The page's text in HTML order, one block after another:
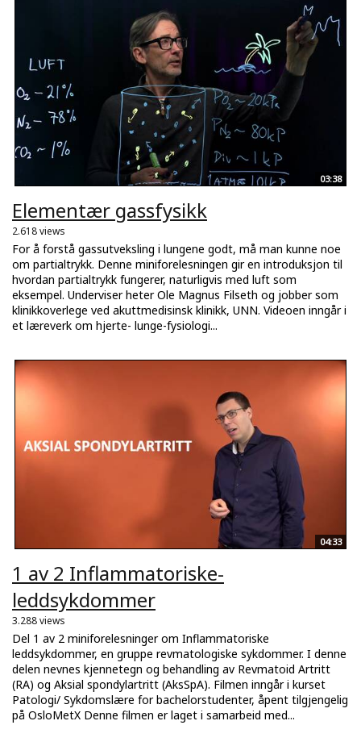
03:38
Elementær gassfysikk
2.618 views
For å forstå gassutveksling i lungene godt, må man kunne noe
om partialtrykk. Denne miniforelesningen gir en introduksjon til
hvordan partialtrykk fungerer, naturligvis med luft som
eksempel. Underviser heter Ole Magnus Filseth og jobber som
klinikkoverlege ved akuttmedisinsk klinikk, UNN. Videoen inngår i
et læreverk om hjerte- lunge-fysiologi...
04:33
1 av 2 Inflammatoriske-
leddsykdommer
3.288 views
Del 1 av 2 miniforelesninger om Inflammatoriske
leddsykdommer, en gruppe revmatologiske sykdommer. I denne
delen nevnes kjennetegn og behandling av Revmatoid Artritt
(RA) og Aksial spondylartritt (AksSpA). Filmen inngår i kurset
Patologi/ Sykdomslære for bachelorstudenter, åpent tilgjengelig
på OsloMetX Denne filmen er laget i samarbeid med...